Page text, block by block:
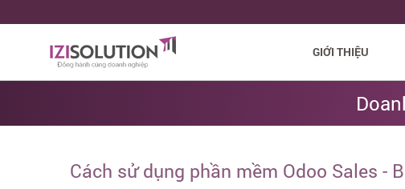
GIỚI THIỆU
Cách sử dụng phần mềm Odoo Sales -